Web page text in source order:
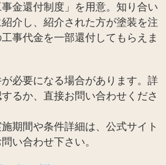
金還付制度」を用意。知り合い
介し、紹介された方が塗装を注
事代金を一部還付してもらえま
必要になる場合があります。詳
るか、直接お問い合わせくださ
期間や条件詳細は、公式サイト
い合わせ下さい。